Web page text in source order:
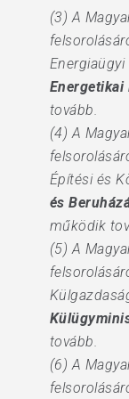
(3) A
tovább.
(4) A
Építési és
és
működik
(5) A
tovább.
(6) A